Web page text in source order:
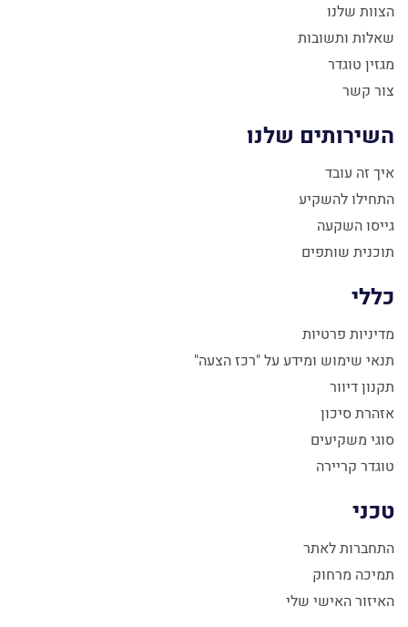
הצוות שלנו
שאלות ותשובות
מגזין טוגדר
צור קשר
השירותים שלנו
איך זה עובד
התחילו להשקיע
גייסו השקעה
תוכנית שותפים
כללי
מדיניות פרטיות
תנאי שימוש ומידע על "רכז הצעה"
תקנון דיוור
אזהרת סיכון
סוגי משקיעים
טוגדר קריירה
טכני
התחברות לאתר
תמיכה מרחוק
האיזור האישי שלי